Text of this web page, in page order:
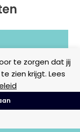
te zorgen dat jij
zien krijgt. Lees